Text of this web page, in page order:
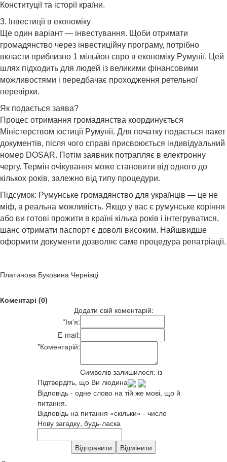
Конституції та історії країни.
3. Інвестиції в економіку
Ще один варіант — інвестування. Щоби отримати
громадянство через інвестиційну програму, потрібно
вкласти приблизно 1 мільйон євро в економіку Румунії. Цей
шлях підходить для людей із великими фінансовими
можливостями і передбачає проходження ретельної
перевірки.
Як подається заява?
Процес отримання громадянства координується
Міністерством юстиції Румунії. Для початку подається пакет
документів, після чого справі присвоюється індивідуальний
номер DOSAR. Потім заявник потрапляє в електронну
чергу. Термін очікування може становити від одного до
кількох років, залежно від типу процедури.
Підсумок: Румунське громадянство для українців — це не
міф, а реальна можливість. Якщо у вас є румунське коріння
або ви готові прожити в країні кілька років і інтегруватися,
шанс отримати паспорт є доволі високим. Найшвидше
оформити документи дозволяє саме процедура репатріації.
Платинова Буковина Чернівці
Коментарі (0)
Додати свій коментарій:
*Ім'я:
E-mail:
*Коментарій:
Символів залишилося: із
Підтвердіть, що Ви людина
Відповідь - одне слово на тій же мові, що й
питання.
Відповідь на питання «скільки» - число
Нову загадку, будь-ласка